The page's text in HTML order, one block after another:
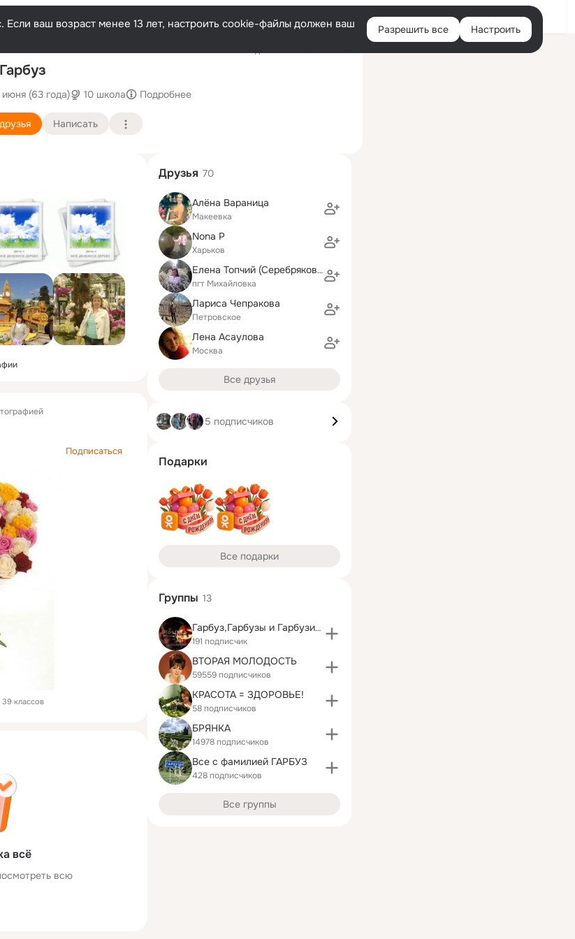
Войти
ваш возраст менее 13 лет, настроить cookie-файлы должен ваш
Разрешить все Настроить
июня (63 года) 10 школа Подробнее
Написать
Подписаться
39 классов
всё
всю
Друзья 70
Алёна Вараница
Макеевка
Nona P
Харьков
Елена Топчий (Серебрякова)
пгт Михайловка
Лариса Чепракова
Петровское
Лена Асаулова
Москва
Все друзья
5 подписчиков
Подарки
Все подарки
Группы 13
Гарбуз,Гарбузы и Гарбузихи-объединяйтесь)))
191 подписчик
ВТОРАЯ МОЛОДОСТЬ
59559 подписчиков
КРАСОТА = ЗДОРОВЬЕ!
58 подписчиков
БРЯНКА
14978 подписчиков
Все с фамилией ГАРБУЗ
428 подписчиков
Все группы